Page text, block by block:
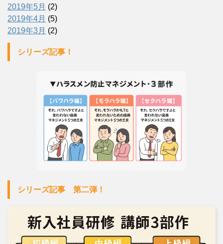
2019年5月 (2)
2019年4月 (5)
2019年3月 (2)
シリーズ記事！
シリーズ記事 第二弾！